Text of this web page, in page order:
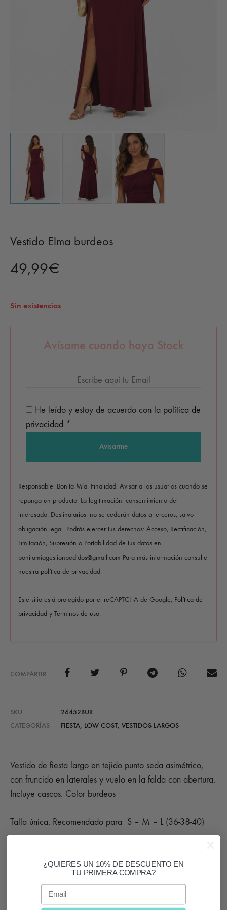
Vestido Elma burdeos
49,99€
Sin existencias
Avísame cuando haya Stock
He leído y estoy de acuerdo con la política de
privacidad *
Responsable: Bonita Mía. Finalidad: Avisar a los usuarios cuando se
reponga un producto. La legitimación: consentimiento del
interesado. Destinatarios: no se cederán datos a terceros, salvo
obligación legal. Podrás ejercer tus derechos: Acceso, Rectificación,
Limitación, Supresión o Portabilidad de tus datos en
bonitamiagestionpedidos@gmail.com Para más información consulte
nuestra política de privacidad.
Este sitio está protegido por el reCAPTCHA de Google, Política de
privacidad y Terminos de uso.
COMPARTIR
SKU
26452BUR
CATEGORÍAS
FIESTA, LOW COST, VESTIDOS LARGOS
Vestido de fiesta largo en tejido punto seda asimétrico,
con fruncido en laterales y vuelo en la falda con abertura.
Incluye cascos. Color burdeos
Talla única. Recomendado para S – M – L (36-38-40)
cm, cintura desde 64 cm hasta 80 cm, cadera desde 90
cm hasta 106-108 cm, largo desde hombro 144 cm
Composición: 95% poliester, 5% elastan.
¿QUIERES UN 10% DE DESCUENTO EN
TU PRIMERA COMPRA?
Email